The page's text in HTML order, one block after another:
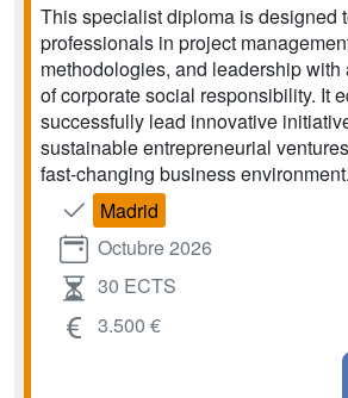
This specialist diploma is designed
professionals in project
methodologies, and leadership with
of corporate social responsibility. It
successfully lead innovative
sustainable entrepreneurial
fast-changing business
Madrid
Octubre 2026
30 ECTS
3.500 €